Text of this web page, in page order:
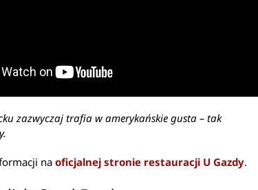
zazwyczaj trafia w amerykańskie gusta – tak
na oficjalnej stronie restauracji U Gazdy.